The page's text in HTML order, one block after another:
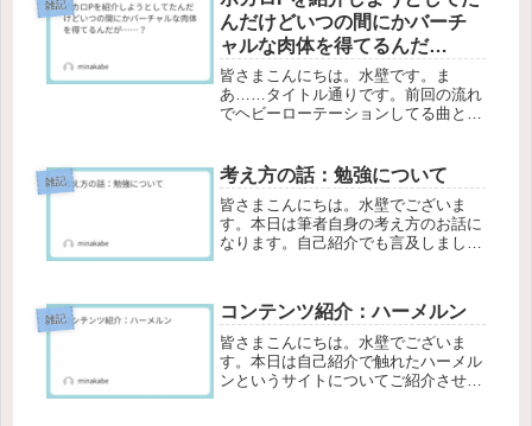
すか。ここ最近で使ったことはありま
す...
雑記
んだけどいつの間にかバーチ
ャルな肉体を得てるんだ
が……？
皆さまこんにちは。水壁です。ま
あ……タイトル通りです。前回の流れ
でヘビーローテーションしてる曲とＰ
はというわけでヘビロテしている曲っ
てのがこちらぴーなたさんのアンタに
言って...
雑記 考え方の話：勉強について
皆さまこんにちは。水壁でございま
す。本日は筆者自身の考え方のお話に
なります。自己紹介でも言及しました
だけますと幸いです。今回の話題：勉
強について考え方の話一発目というこ
とで...
雑記 コンテンツ紹介：ハーメルン
皆さまこんにちは。水壁でございま
す。本日は自己紹介で触れたハーメル
ンというサイトについてご紹介させて